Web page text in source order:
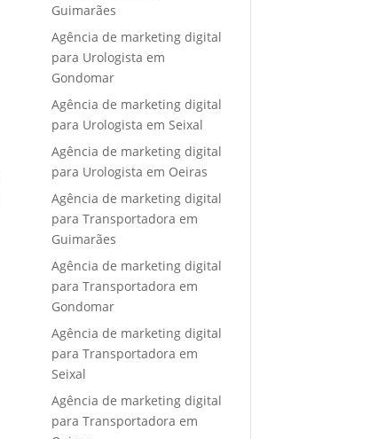
Guimarães
Agência de marketing digital
para Urologista em
Gondomar
Agência de marketing digital
para Urologista em Seixal
Agência de marketing digital
para Urologista em Oeiras
Agência de marketing digital
para Transportadora em
Guimarães
Agência de marketing digital
para Transportadora em
Gondomar
Agência de marketing digital
para Transportadora em
Seixal
Agência de marketing digital
para Transportadora em